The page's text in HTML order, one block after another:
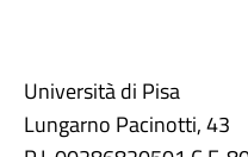
Università di Pisa
Lungarno Pacinotti, 43